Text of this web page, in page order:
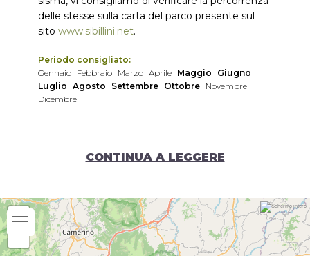
delle stesse sulla carta del parco presente sul
sito www.sibillini.net.
Periodo consigliato:
Gennaio Febbraio Marzo Aprile Maggio
Giugno
Luglio Agosto Settembre Ottobre Novembre
Dicembre
CONTINUA A LEGGERE